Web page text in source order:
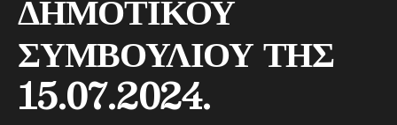
ΣΥΜΒΟΥΛΙΟΥ ΤΗΣ
15.07.2024.